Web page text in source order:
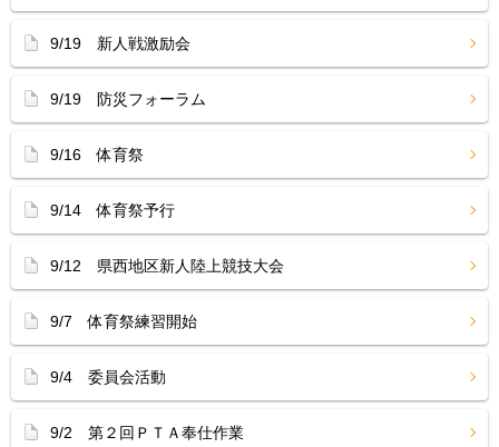
9/19 新人戦激励会
9/19 防災フォーラム
9/16 体育祭
9/14 体育祭予行
9/12 県西地区新人陸上競技大会
9/7 体育祭練習開始
9/4 委員会活動
9/2 第２回ＰＴＡ奉仕作業